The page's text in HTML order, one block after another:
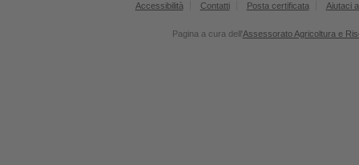
Accessibilità Contatti Posta certificata Aiutaci
Pagina a cura dell'Assessorato Agricoltura e